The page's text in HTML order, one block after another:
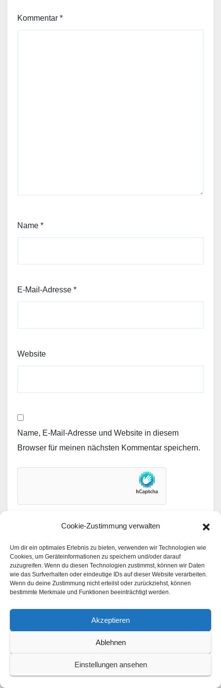
Cookie-Zustimmung verwalten
Um dir ein optimales Erlebnis zu bieten, verwenden wir Technologien wie
Cookies, um Geräteinformationen zu speichern und/oder darauf
zuzugreifen. Wenn du diesen Technologien zustimmst, können wir Daten
wie das Surfverhalten oder eindeutige IDs auf dieser Website verarbeiten.
Wenn du deine Zustimmung nicht erteilst oder zurückziehst, können
bestimmte Merkmale und Funktionen beeinträchtigt werden.
Akzeptieren
Ablehnen
Einstellungen ansehen
Kommentar *
Name *
E-Mail-Adresse *
Website
Name, E-Mail-Adresse und Website in diesem
Browser für meinen nächsten Kommentar speichern.
Suchen